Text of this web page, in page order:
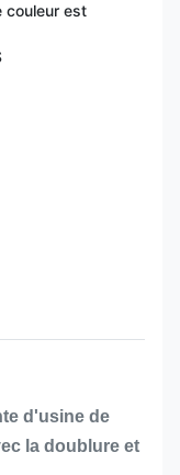
couleur est
d'usine de
la doublure et